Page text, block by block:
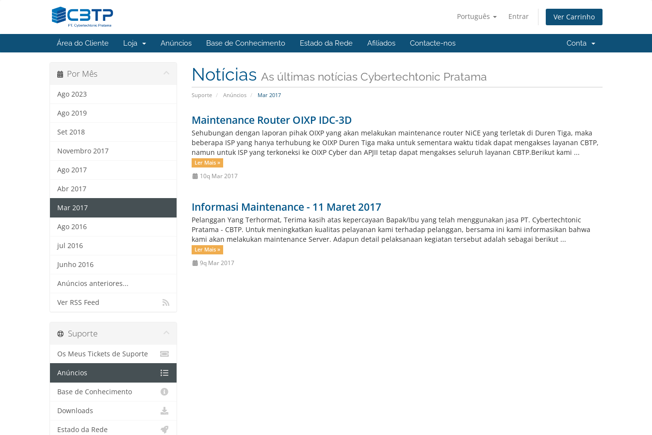
Português Entrar Ver Carrinho
Área do Cliente Loja Anúncios Base de Conhecimento Estado da Rede Afiliados Contacte-nos Conta
Notícias As últimas notícias Cybertechtonic Pratama
Suporte Anúncios Mar 2017
Por Mês
Ago 2023
Ago 2019
Set 2018
Novembro 2017
Ago 2017
Abr 2017
Mar 2017
Ago 2016
jul 2016
Junho 2016
Anúncios anteriores...
Ver RSS Feed
Maintenance Router OIXP IDC-3D
Sehubungan dengan laporan pihak OIXP yang akan melakukan maintenance router NiCE yang terletak di Duren Tiga, maka
beberapa ISP yang hanya terhubung ke OIXP Duren Tiga maka untuk sementara waktu tidak dapat mengakses layanan CBTP,
namun untuk ISP yang terkoneksi ke OIXP Cyber dan APJII tetap dapat mengakses seluruh layanan CBTP.Berikut kami ...
Ler Mais »
10q Mar 2017
Informasi Maintenance - 11 Maret 2017
Pelanggan Yang Terhormat, Terima kasih atas kepercayaan Bapak/Ibu yang telah menggunakan jasa PT. Cybertechtonic
Pratama - CBTP. Untuk meningkatkan kualitas pelayanan kami terhadap pelanggan, bersama ini kami informasikan bahwa
kami akan melakukan maintenance Server. Adapun detail pelaksanaan kegiatan tersebut adalah sebagai berikut ...
Ler Mais »
9q Mar 2017
Suporte
Os Meus Tickets de Suporte
Anúncios
Base de Conhecimento
Downloads
Estado da Rede